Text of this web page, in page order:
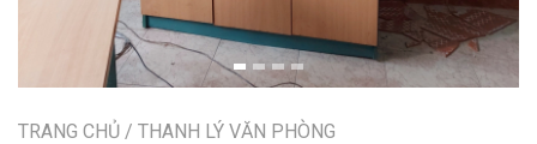
TRANG CHỦ / THANH LÝ VĂN PHÒNG